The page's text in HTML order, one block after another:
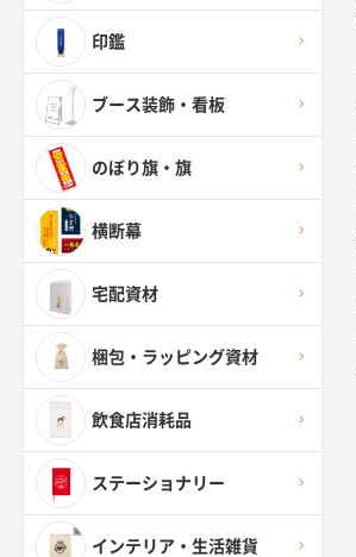
印鑑
ブース装飾・看板
のぼり旗・旗
横断幕
宅配資材
梱包・ラッピング資材
飲食店消耗品
ステーショナリー
インテリア・生活雑貨